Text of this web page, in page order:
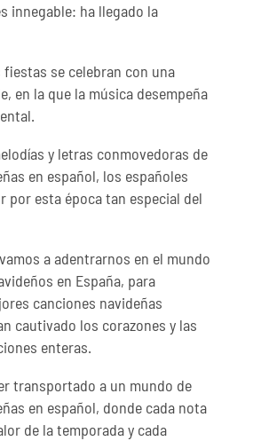
innegable: ha llegado la
fiestas se celebran con una
en la que la música desempeña
y letras conmovedoras de
en español, los españoles
por esta época tan especial del
a adentrarnos en el mundo
en España, para
canciones navideñas
cautivado los corazones y las
enteras.
transportado a un mundo de
en español, donde cada nota
de la temporada y cada